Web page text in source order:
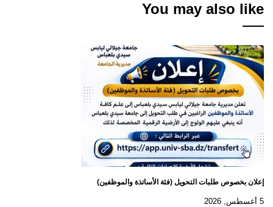
You may also like
إعلان بخصوص طلبات التحويل (فئة الأساتذة والموظفين)
5 أغسطس, 2026